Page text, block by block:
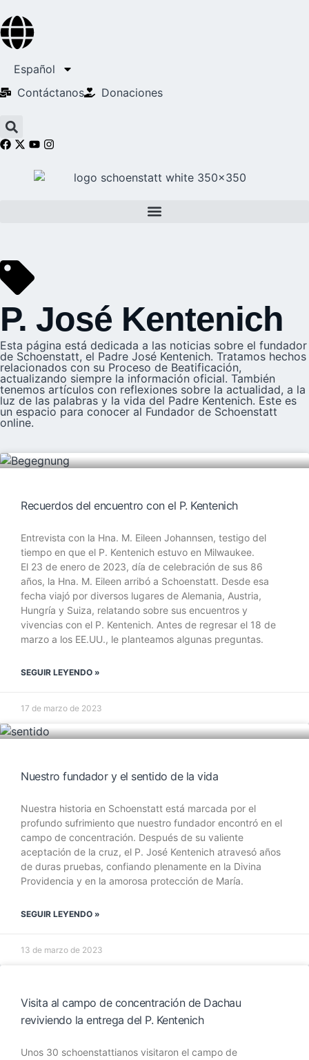
Español
Contáctanos
Donaciones
P. José Kentenich
Esta página está dedicada a las noticias sobre el fundador
de Schoenstatt, el Padre José Kentenich. Tratamos hechos
relacionados con su Proceso de Beatificación,
actualizando siempre la información oficial. También
tenemos artículos con reflexiones sobre la actualidad, a la
luz de las palabras y la vida del Padre Kentenich. Este es
un espacio para conocer al Fundador de Schoenstatt
online.
Recuerdos del encuentro con el P. Kentenich
Entrevista con la Hna. M. Eileen Johannsen, testigo del
tiempo en que el P. Kentenich estuvo en Milwaukee.
El 23 de enero de 2023, día de celebración de sus 86
años, la Hna. M. Eileen arribó a Schoenstatt. Desde esa
fecha viajó por diversos lugares de Alemania, Austria,
Hungría y Suiza, relatando sobre sus encuentros y
vivencias con el P. Kentenich. Antes de regresar el 18 de
marzo a los EE.UU., le planteamos algunas preguntas.
SEGUIR LEYENDO »
17 de marzo de 2023
Nuestro fundador y el sentido de la vida
Nuestra historia en Schoenstatt está marcada por el
profundo sufrimiento que nuestro fundador encontró en el
campo de concentración. Después de su valiente
aceptación de la cruz, el P. José Kentenich atravesó años
de duras pruebas, confiando plenamente en la Divina
Providencia y en la amorosa protección de María.
SEGUIR LEYENDO »
13 de marzo de 2023
Visita al campo de concentración de Dachau
reviviendo la entrega del P. Kentenich
Unos 30 schoenstattianos visitaron el campo de